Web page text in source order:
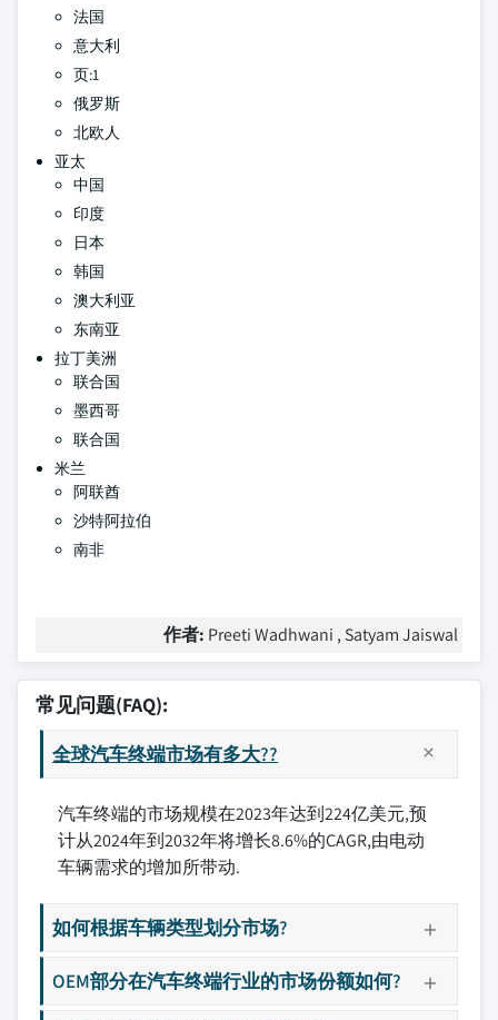
法国
意大利
页:1
俄罗斯
北欧人
亚太
中国
印度
日本
韩国
澳大利亚
东南亚
拉丁美洲
联合国
墨西哥
联合国
米兰
阿联酋
沙特阿拉伯
南非
作者: Preeti Wadhwani , Satyam Jaiswal
常见问题(FAQ):
全球汽车终端市场有多大??
汽车终端的市场规模在2023年达到224亿美元,预
计从2024年到2032年将增长8.6%的CAGR,由电动
车辆需求的增加所带动.
如何根据车辆类型划分市场?
OEM部分在汽车终端行业的市场份额如何?